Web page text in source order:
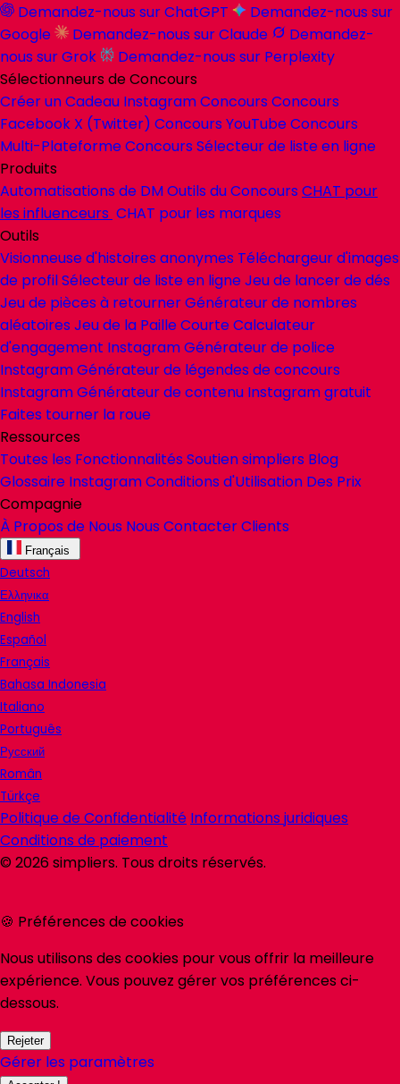
Demandez-nous sur ChatGPT
Demandez-nous sur
Google
Demandez-nous sur Claude
Demandez-
nous sur Grok
Demandez-nous sur Perplexity
Sélectionneurs de Concours
Créer un Cadeau Instagram Concours Concours
Facebook X (Twitter) Concours YouTube Concours
Multi-Plateforme Concours Sélecteur de liste en ligne
Produits
Automatisations de DMOutils du Concours CHAT pour
les influenceurs CHAT pour les marques
Outils
Visionneuse d'histoires anonymes Téléchargeur d'images
de profilSélecteur de liste en ligneJeu de lancer de dés
Jeu de pièces à retournerGénérateur de nombres
aléatoires Jeu de la Paille CourteCalculateur
d'engagement InstagramGénérateur de police
InstagramGénérateur de légendes de concours
InstagramGénérateur de contenu Instagram gratuit
Faites tourner la roue
Ressources
Toutes les Fonctionnalités Soutiensimpliers Blog
Glossaire InstagramConditions d'Utilisation Des Prix
Compagnie
À Propos de Nous Nous ContacterClients
Français
Deutsch
Ελληνικα
English
Español
Français
Bahasa Indonesia
Italiano
Português
Русский
Român
Türkçe
Politique de Confidentialité Informations juridiques
Conditions de paiement
© 2026 simpliers. Tous droits réservés.
🍪 Préférences de cookies
Nous utilisons des cookies pour vous offrir la meilleure
expérience. Vous pouvez gérer vos préférences ci-
dessous.
Rejeter
Gérer les paramètres